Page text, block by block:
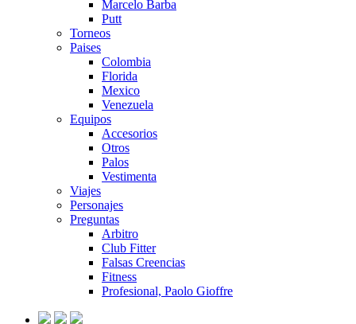
Marcelo Barba
Putt
Torneos
Paises
Colombia
Florida
Mexico
Venezuela
Equipos
Accesorios
Otros
Palos
Vestimenta
Viajes
Personajes
Preguntas
Arbitro
Club Fitter
Falsas Creencias
Fitness
Profesional, Paolo Gioffre